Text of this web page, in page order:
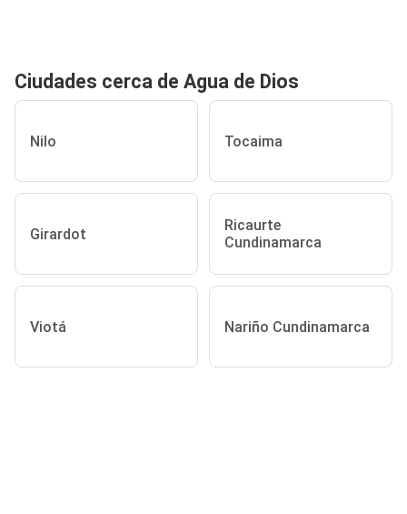
Ciudades cerca de Agua de Dios
Nilo Tocaima
Girardot
Ricaurte
Cundinamarca
Viotá Nariño Cundinamarca